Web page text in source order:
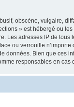
obscène, vulgaire,
» est hébergé ou
Les adresses IP de
ou verrouille
données. Bien que ces
responsables en